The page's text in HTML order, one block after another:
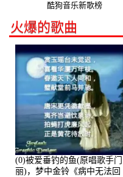
酷狗音乐新歌榜
火爆的歌曲
(0)被爱垂钓的鱼(原唱歌手门
丽)，梦中金铃《病中无法回